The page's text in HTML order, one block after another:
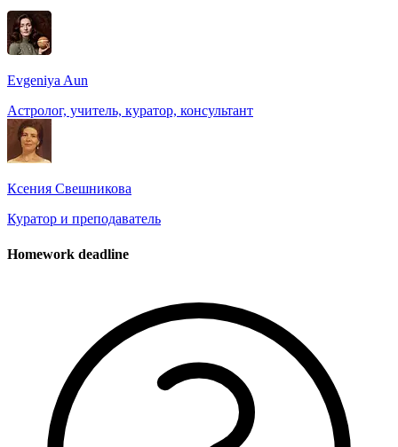
Evgeniya Aun
Астролог, учитель, куратор, консультант
Ксения Свешникова
Куратор и преподаватель
Homework deadline